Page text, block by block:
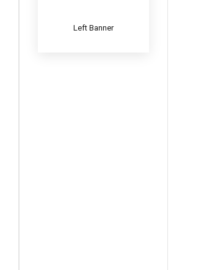
Left Banner